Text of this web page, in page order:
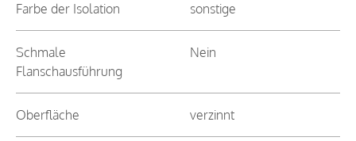
Farbe der Isolation sonstige
Schmale
Flanschausführung
Nein
Oberfläche verzinnt